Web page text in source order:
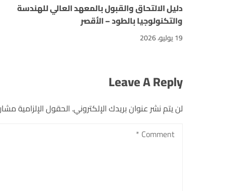
دليل الالتحاق والقبول بالمعهد العالي للهندسة
والتكنولوجيا بالطود – الأقصر
19 يوليو، 2026
Leave A Reply
لن يتم نشر عنوان بريدك الإلكتروني. الحقول الإلزامية